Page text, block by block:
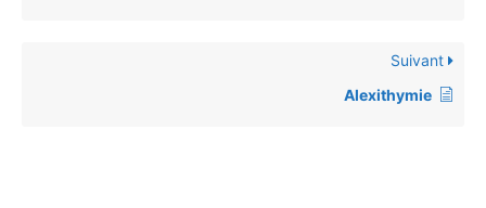
Suivant
Alexithymie